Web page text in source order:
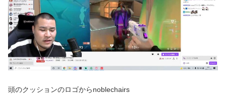
頭のクッションのロゴからnoblechairs